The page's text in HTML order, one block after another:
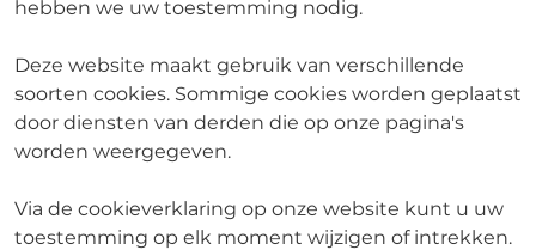
hebben we uw toestemming nodig.
Deze website maakt gebruik van verschillende
soorten cookies. Sommige cookies worden geplaatst
door diensten van derden die op onze pagina's
worden weergegeven.
Via de cookieverklaring op onze website kunt u uw
toestemming op elk moment wijzigen of intrekken.